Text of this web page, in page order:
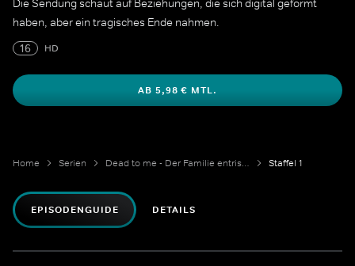
Die Sendung schaut auf Beziehungen, die sich digital geformt
haben, aber ein tragisches Ende nahmen.
16
HD
AB 5,98 € MTL.
Home Serien Dead to me - Der Familie entrissen Staffel 1
EPISODENGUIDE DETAILS